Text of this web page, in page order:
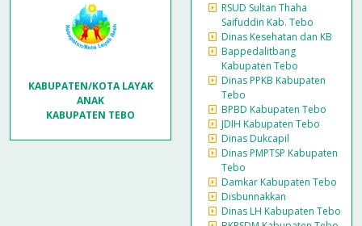
KABUPATEN/KOTA LAYAK
ANAK
KABUPATEN TEBO
RSUD Sultan Thaha
Saifuddin Kab. Tebo
Dinas Kesehatan dan KB
Bappedalitbang
Kabupaten Tebo
Dinas PPKB Kabupaten
Tebo
BPBD Kabupaten Tebo
JDIH Kabupaten Tebo
Dinas Dukcapil
Dinas PMPTSP Kabupaten
Tebo
Damkar Kabupaten Tebo
Disbunnakkan
Dinas LH Kabupaten Tebo